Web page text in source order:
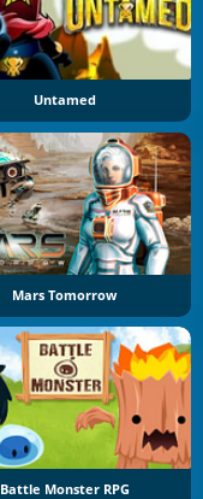
Untamed
Mars Tomorrow
Battle Monster RPG